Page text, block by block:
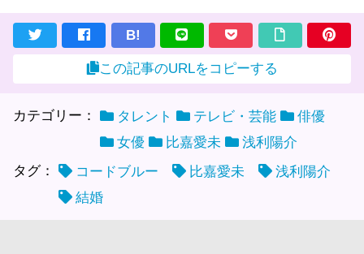
B!
この記事のURLをコピーする
カテゴリー： タレント テレビ・芸能
俳優
女優
比嘉愛未
浅利陽介
タグ：
コードブルー 比嘉愛未
浅利陽介
結婚